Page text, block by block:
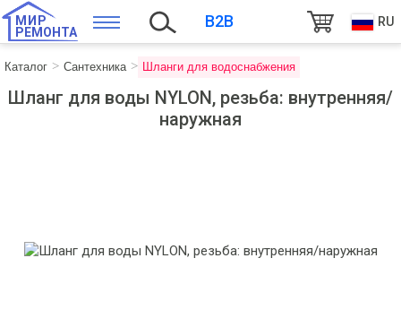
МИР
РЕМОНТА
B2B RU
Каталог Сантехника Шланги для водоснабжения
Шланг для воды NYLON, резьба: внутренняя/
наружная